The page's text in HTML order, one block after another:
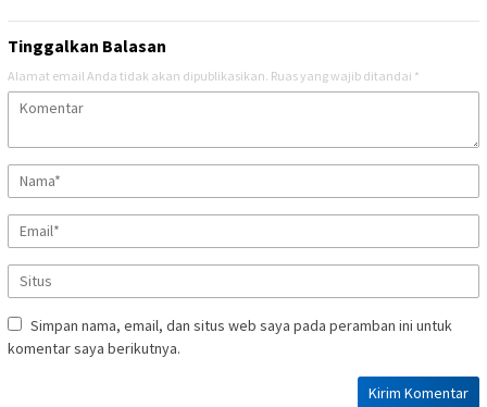
Tinggalkan Balasan
Alamat email Anda tidak akan dipublikasikan. Ruas yang wajib ditandai *
Simpan nama, email, dan situs web saya pada peramban ini untuk
komentar saya berikutnya.